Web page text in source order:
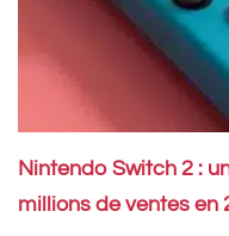
Nintendo Switch 2 :
millions de ventes en